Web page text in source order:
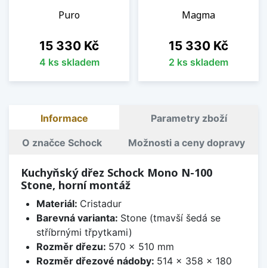
Puro
Cena
15 330 Kč
4 ks skladem
Magma
Cena
15 330 Kč
2 ks skladem
Informace Parametry zboží
O značce Schock Možnosti a ceny dopravy
Kuchyňský dřez Schock Mono N-100
Stone, horní montáž
Materiál: Cristadur
Barevná varianta: Stone (tmavší šedá se
stříbrnými třpytkami)
Rozměr dřezu: 570 x 510 mm
Rozměr dřezové nádoby: 514 x 358 x 180